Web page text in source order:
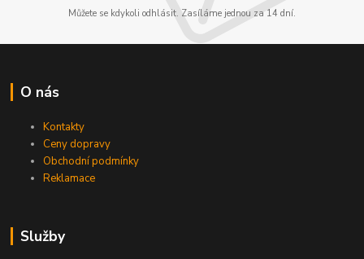
Můžete se kdykoli odhlásit. Zasíláme jednou za 14 dní.
O nás
Kontakty
Ceny dopravy
Obchodní podmínky
Reklamace
Služby